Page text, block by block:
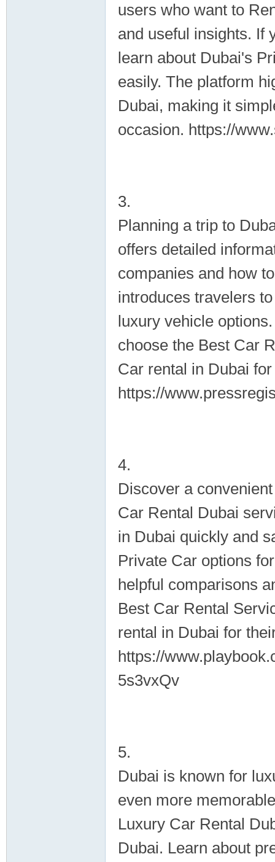
users who want to
and useful insights. If
learn about Dubai's
easily. The platform
Dubai, making it
occasion. https://
3.
Planning a trip to
offers detailed
companies and how
introduces travelers
luxury vehicle
choose the Best Car
Car rental in Dubai
https://
4.
Discover a
Car Rental Dubai
in Dubai quickly and
Private Car options
helpful comparisons
Best Car Rental
rental in Dubai for
https://
5s3vxQv
5.
Dubai is known for
even more
Luxury Car Rental
Dubai. Learn about